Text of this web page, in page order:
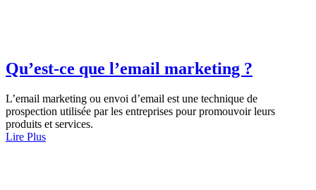
Qu’est-ce que l’email marketing ?
L’email marketing ou envoi d’email est une technique de
prospection utilisée par les entreprises pour promouvoir leurs
produits et services.
Lire Plus